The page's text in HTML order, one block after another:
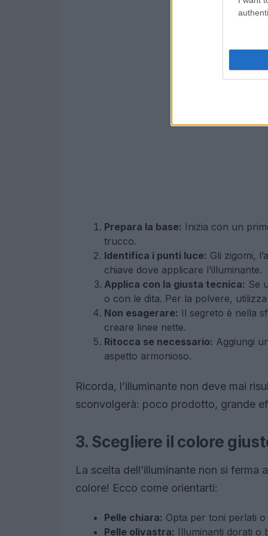
Prepara la base: Inizia con un
trucco.
Identifica i punti luce: Gli zigomi,
chiave dove applicare l’illuminante.
Applica con la giusta tecnica: Se
o con le dita. Per la polvere,
Non esagerare: Il segreto è nella
creare linee nette.
Ritocca se necessario: Aggiungi
aspetto armonioso.
Ricorda, l’illuminante non deve mai
sconvolgerà: poco prodotto, grande
3. Scegliere il colore
La scelta dell’illuminante non si
colore! Ecco come orientarti:
Pelle chiara: Opta per toni perlati
Pelle olivastra: Illuminanti dorati o